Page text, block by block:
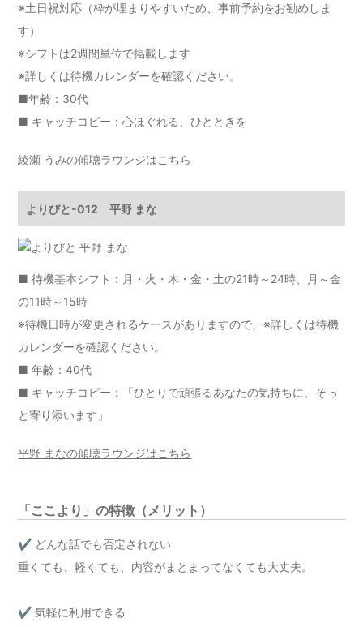
※土日祝対応（枠が埋まりやすいため、事前予約をお勧めしま
す）
※シフトは2週間単位で掲載します
※詳しくは待機カレンダーを確認ください。
■年齢：30代
■ キャッチコピー：心ほぐれる、ひとときを
綾瀬 うみの傾聴ラウンジはこちら
よりびと-012 平野 まな
■ 待機基本シフト：月・火・木・金・土の21時～24時、月～金
の11時～15時
※待機日時が変更されるケースがありますので、※詳しくは待機
カレンダーを確認ください。
■ 年齢：40代
■ キャッチコピー：「ひとりで頑張るあなたの気持ちに、そっ
と寄り添います」
平野 まなの傾聴ラウンジはこちら
「ここより」の特徴（メリット）
✔ どんな話でも否定されない
重くても、軽くても、内容がまとまってなくても大丈夫。
✔ 気軽に利用できる